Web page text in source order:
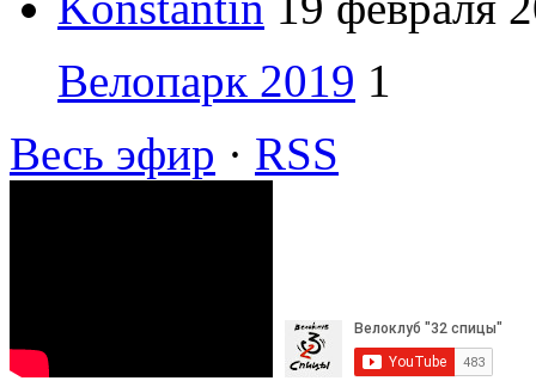
Велопарк 2019 1
Весь эфир · RSS